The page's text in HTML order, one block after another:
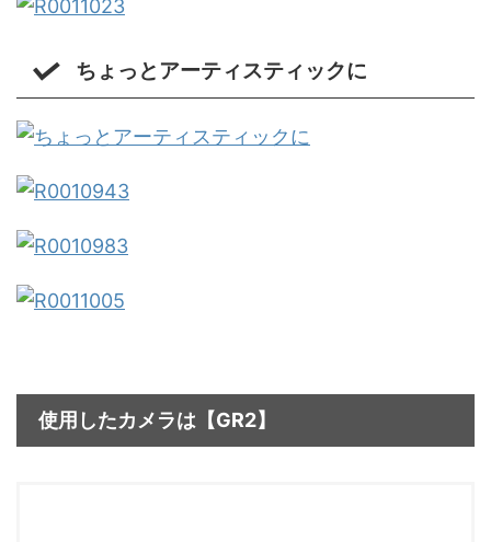
ちょっとアーティスティックに
使用したカメラは【GR2】